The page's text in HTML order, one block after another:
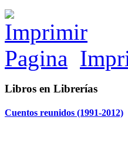
Libros en Librerías
Cuentos reunidos (1991-2012)